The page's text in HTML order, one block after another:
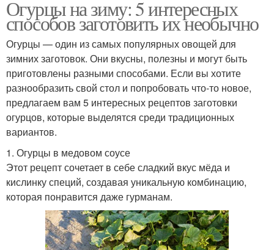
Огурцы на зиму: 5 интересных
способов заготовить их необычно
Огурцы — один из самых популярных овощей для
зимних заготовок. Они вкусны, полезны и могут быть
приготовлены разными способами. Если вы хотите
разнообразить свой стол и попробовать что-то новое,
предлагаем вам 5 интересных рецептов заготовки
огурцов, которые выделятся среди традиционных
вариантов.
1. Огурцы в медовом соусе
Этот рецепт сочетает в себе сладкий вкус мёда и
кислинку специй, создавая уникальную комбинацию,
которая понравится даже гурманам.